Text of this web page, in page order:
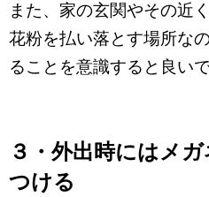
また、家の玄関やその近
花粉を払い落とす場所な
ることを意識すると良いで
３・外出時にはメ
つける